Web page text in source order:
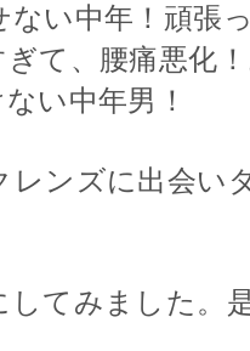
い中年！頑張
て、腰痛悪化
い中年男！
ンズに出会い
てみました。